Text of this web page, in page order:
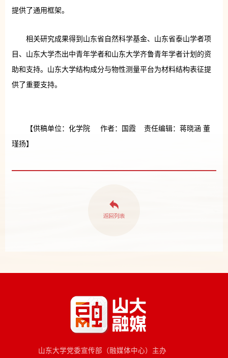
提供了通用框架。
相关研究成果得到山东省自然科学基金、山东省泰山学者项
目、山东大学杰出中青年学者和山东大学齐鲁青年学者计划的资
助和支持。山东大学结构成分与物性测量平台为材料结构表征提
供了重要支持。
【供稿单位：化学院 作者：国霞 责任编辑：蒋晓涵 董
瑾扬】
山东大学党委宣传部（融媒体中心）主办